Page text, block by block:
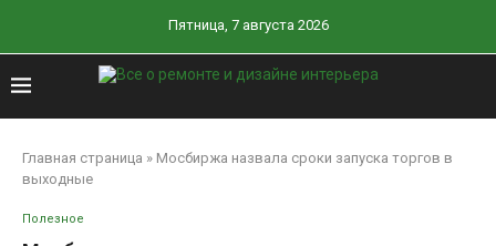
Пятница, 7 августа 2026
Главная страница » Мосбиржа назвала сроки запуска торгов в
выходные
Полезное